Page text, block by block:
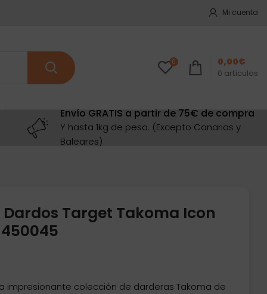
Mi cuenta
0
0 artículos
0,00€
Envío GRATIS a partir de 75€ de compra
Y hasta 1kg de peso. (Excepto Canarias y
Baleares)
Target Takoma Icon
impresionante colección de darderas Takoma de